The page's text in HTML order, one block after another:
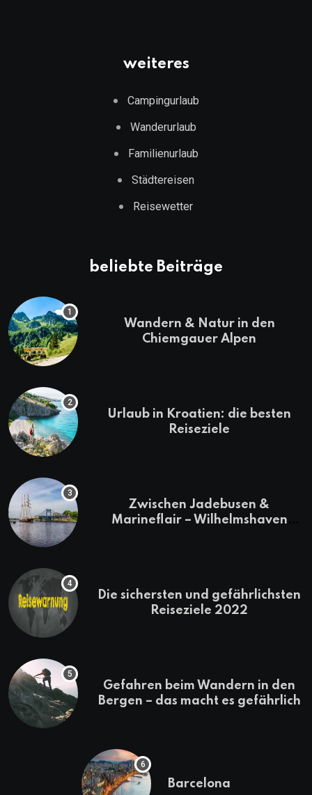
weiteres
Campingurlaub
Wanderurlaub
Familienurlaub
Städtereisen
Reisewetter
beliebte Beiträge
Wandern & Natur in den
Chiemgauer Alpen
Urlaub in Kroatien: die besten
Reiseziele
Zwischen Jadebusen &
Marineflair – Wilhelmshaven
Die sichersten und gefährlichsten
Reiseziele 2022
Gefahren beim Wandern in den
Bergen – das macht es gefährlich
Barcelona